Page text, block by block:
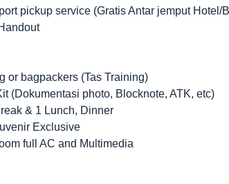
pickup service (Gratis Antar jemput Hotel/
or bagpackers (Tas Training)
(Dokumentasi photo, Blocknote, ATK, etc)
& 1 Lunch, Dinner
Exclusive
full AC and Multimedia